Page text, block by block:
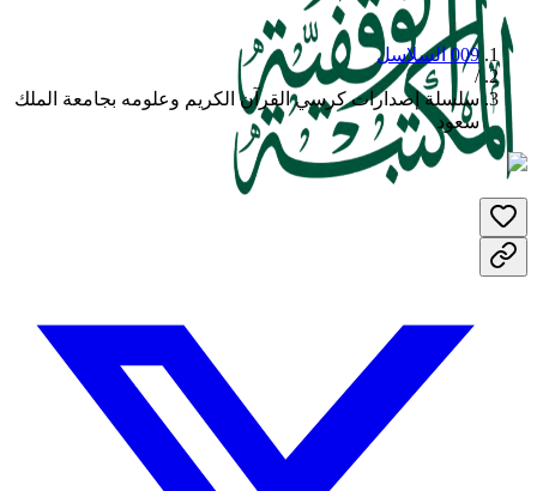
009 السلاسل
/
سلسلة إصدارات كرسي القرآن الكريم وعلومه بجامعة الملك
سعود